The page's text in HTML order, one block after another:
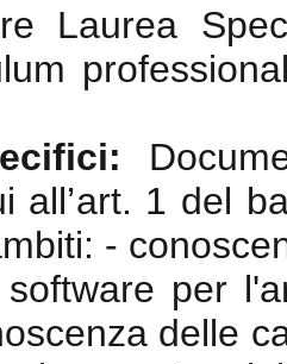
Laurea
all’art. 1 del
-
per
delle